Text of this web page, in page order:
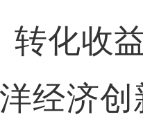
转化收
经济